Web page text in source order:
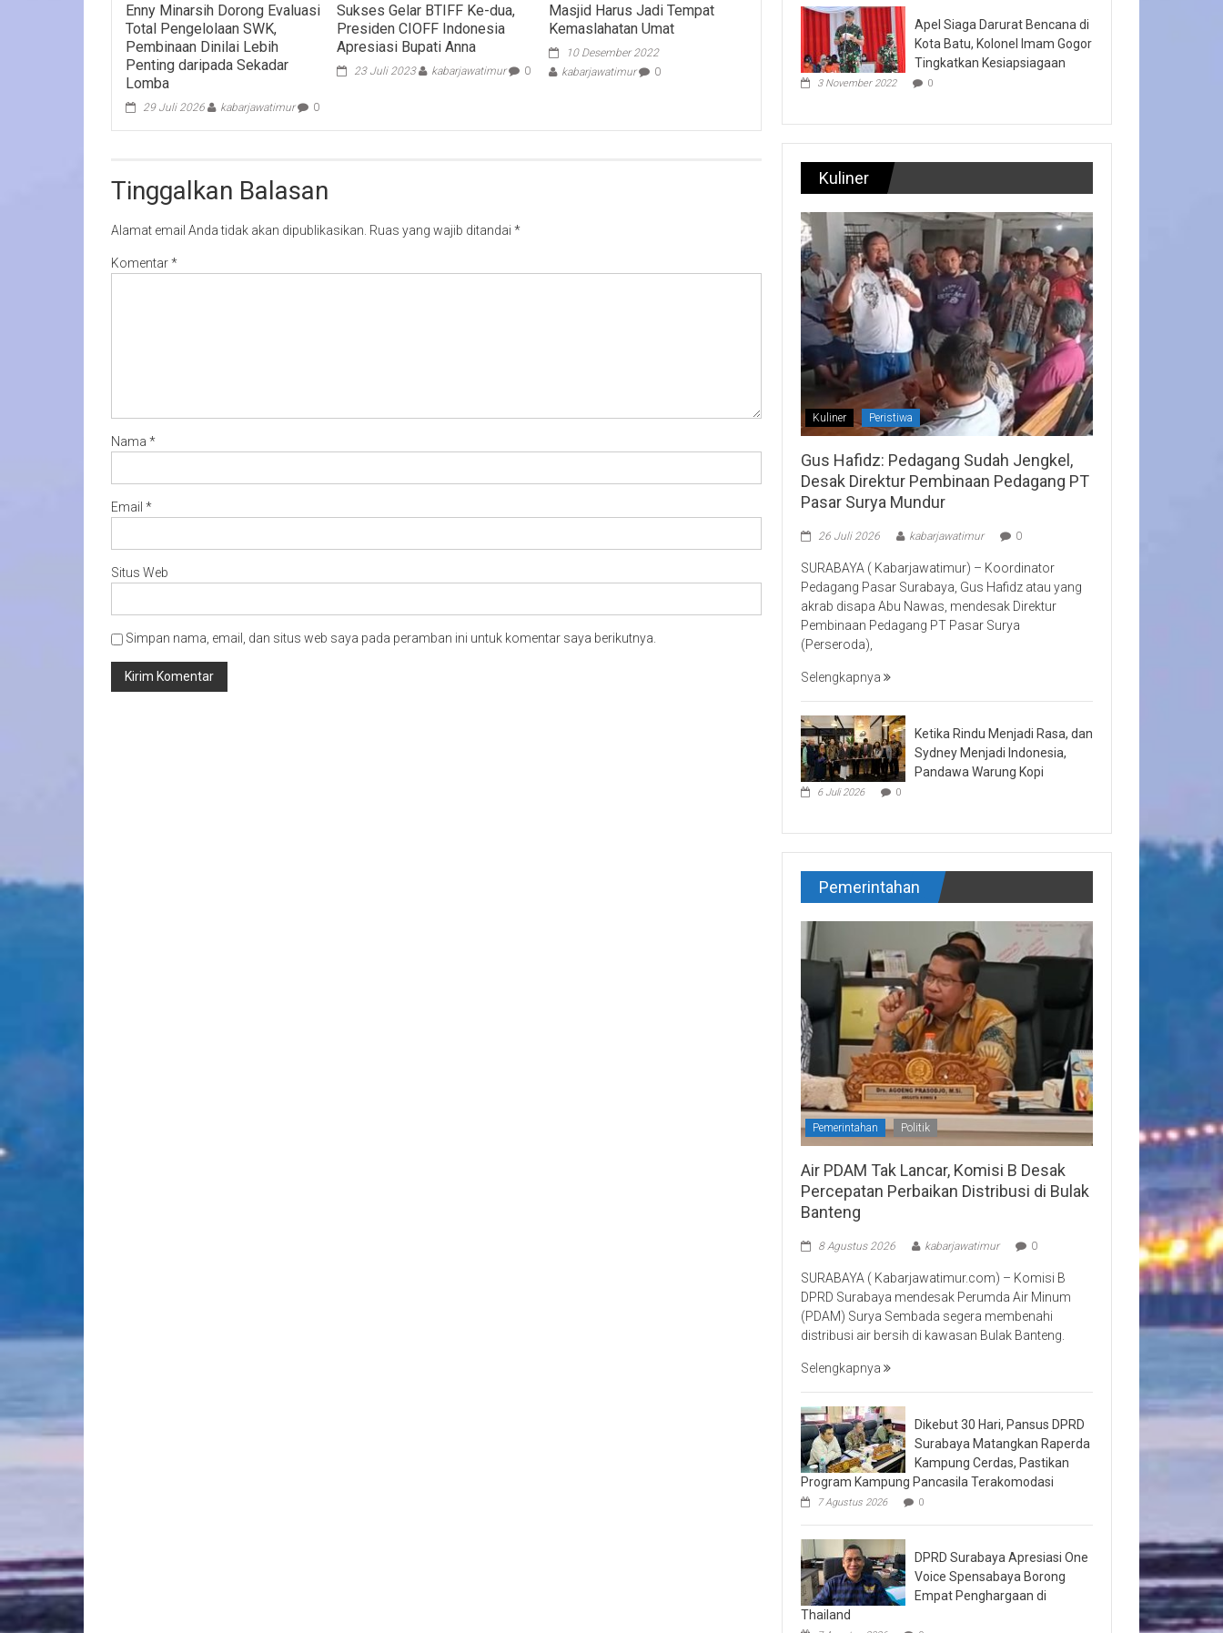
Enny Minarsih Dorong Evaluasi
Total Pengelolaan SWK,
Pembinaan Dinilai Lebih
Penting daripada Sekadar
Lomba
29 Juli 2026 kabarjawatimur 0
Sukses Gelar BTIFF Ke-dua,
Presiden CIOFF Indonesia
Apresiasi Bupati Anna
23 Juli 2023 kabarjawatimur 0
Masjid Harus Jadi Tempat
Kemaslahatan Umat
10 Desember 2022
kabarjawatimur
0
Tinggalkan Balasan
Alamat email Anda tidak akan dipublikasikan. Ruas yang wajib ditandai *
Komentar*
Nama *
Email *
Situs Web
Simpan nama, email, dan situs web saya pada peramban ini untuk komentar saya berikutnya.
Apel Siaga Darurat Bencana di
Kota Batu, Kolonel Imam Gogor
Tingkatkan Kesiapsiagaan
3 November 2022 0
Kuliner
Kuliner Peristiwa
Gus Hafidz: Pedagang Sudah Jengkel,
Desak Direktur Pembinaan Pedagang PT
Pasar Surya Mundur
26 Juli 2026 kabarjawatimur 0
SURABAYA ( Kabarjawatimur) – Koordinator
Pedagang Pasar Surabaya, Gus Hafidz atau yang
akrab disapa Abu Nawas, mendesak Direktur
Pembinaan Pedagang PT Pasar Surya
(Perseroda),
Selengkapnya
Ketika Rindu Menjadi Rasa, dan
Sydney Menjadi Indonesia,
Pandawa Warung Kopi
6 Juli 2026 0
Pemerintahan
Pemerintahan Politik
Air PDAM Tak Lancar, Komisi B Desak
Percepatan Perbaikan Distribusi di Bulak
Banteng
8 Agustus 2026 kabarjawatimur 0
SURABAYA ( Kabarjawatimur.com) – Komisi B
DPRD Surabaya mendesak Perumda Air Minum
(PDAM) Surya Sembada segera membenahi
distribusi air bersih di kawasan Bulak Banteng.
Selengkapnya
Dikebut 30 Hari, Pansus DPRD
Surabaya Matangkan Raperda
Kampung Cerdas, Pastikan
Program Kampung Pancasila Terakomodasi
7 Agustus 2026 0
DPRD Surabaya Apresiasi One
Voice Spensabaya Borong
Empat Penghargaan di
Thailand